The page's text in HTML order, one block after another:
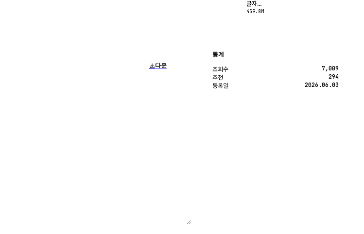
다운
글자...
459.8M
통계
조회수 7,009
추천 294
등록일 2026.06.03